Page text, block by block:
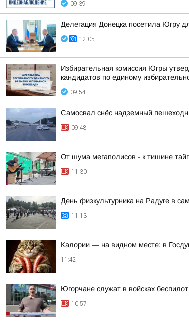
09:39
Делегация Донецка посетила Югру
12:05
Избирательная комиссия Югры
кандидатов по единому
09:54
Самосвал снёс надземный
09:48
От шума мегаполисов - к тишине
11:30
День физкультурника на Радуге в
11:13
Калории — на видном месте: в
11:42
Югорчане служат в войсках
10:57